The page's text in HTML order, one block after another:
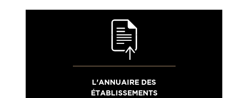
L'ANNUAIRE DES
ÉTABLISSEMENTS